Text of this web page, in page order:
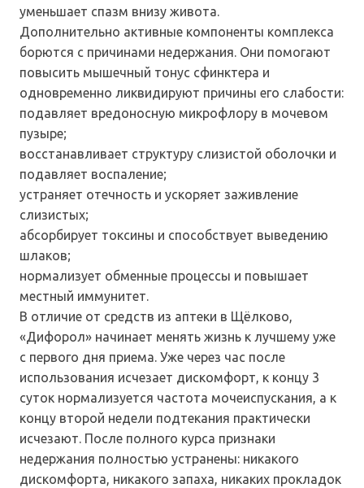
уменьшает спазм внизу живота.
Дополнительно активные компоненты комплекса
борются с причинами недержания. Они помогают
повысить мышечный тонус сфинктера и
одновременно ликвидируют причины его слабости:
подавляет вредоносную микрофлору в мочевом
пузыре;
восстанавливает структуру слизистой оболочки и
подавляет воспаление;
устраняет отечность и ускоряет заживление
слизистых;
абсорбирует токсины и способствует выведению
шлаков;
нормализует обменные процессы и повышает
местный иммунитет.
В отличие от средств из аптеки в Щёлково,
«Дифорол» начинает менять жизнь к лучшему уже
с первого дня приема. Уже через час после
использования исчезает дискомфорт, к концу 3
суток нормализуется частота мочеиспускания, а к
концу второй недели подтекания практически
исчезают. После полного курса признаки
недержания полностью устранены: никакого
дискомфорта, никакого запаха, никаких прокладок